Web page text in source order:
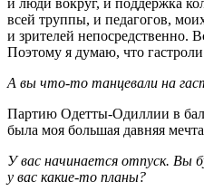
и люди вокруг, и поддержка
всей труппы, и педагогов,
и зрителей непосредственно.
Поэтому я думаю, что
А вы что-то танцевали на
Партию Одетты-Одиллии в
была моя большая давняя
У вас начинается отпуск. Вы
у вас какие-то планы?